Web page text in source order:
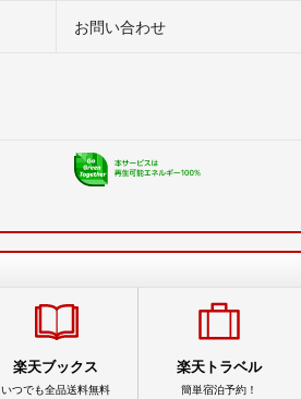
お問い合わせ
楽天ブックス
いつでも全品送料無料
楽天トラベル
簡単宿泊予約！